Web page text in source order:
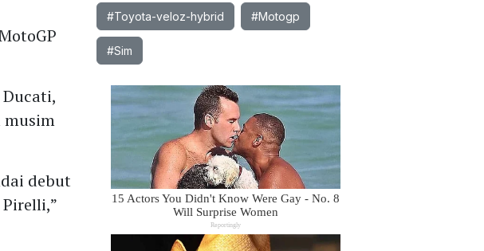
musim
debut
#Toyota-veloz-hybrid #Motogp
#Sim